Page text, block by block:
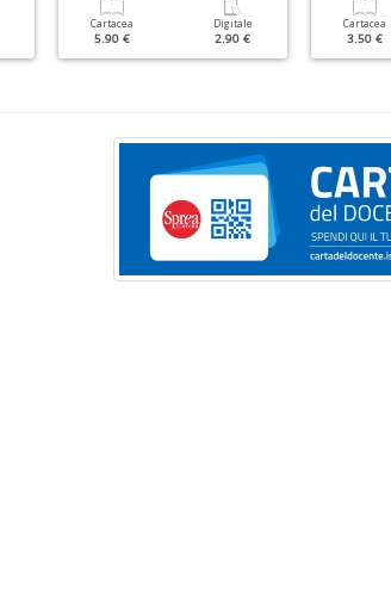
Cartacea
5.90 €
Digitale
2.90 €
Cartacea
3.50 €